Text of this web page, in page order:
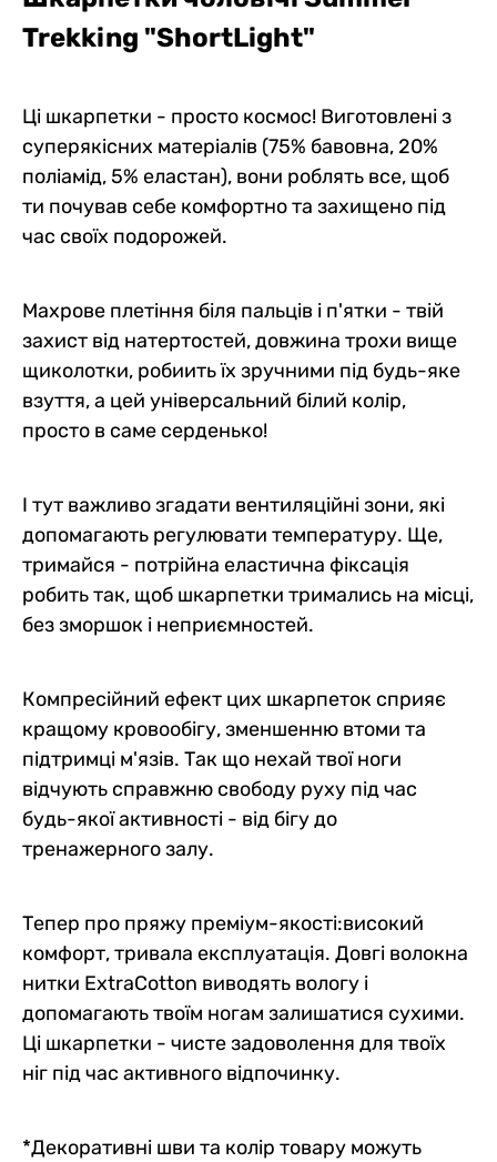
Trekking "ShortLight"
Ці шкарпетки - просто космос! Виготовлені з
суперякісних матеріалів (75% бавовна, 20%
поліамід, 5% еластан), вони роблять все, щоб
ти почував себе комфортно та захищено під
час своїх подорожей.
Махрове плетіння біля пальців і п'ятки - твій
захист від натертостей, довжина трохи вище
щиколотки, робиить їх зручними під будь-яке
взуття, а цей універсальний білий колір,
просто в саме серденько!
І тут важливо згадати вентиляційні зони, які
допомагають регулювати температуру. Ще,
тримайся - потрійна еластична фіксація
робить так, щоб шкарпетки тримались на місці,
без зморшок і неприємностей.
Компресійний ефект цих шкарпеток сприяє
кращому кровообігу, зменшенню втоми та
підтримці м'язів. Так що нехай твої ноги
відчують справжню свободу руху під час
будь-якої активності - від бігу до
тренажерного залу.
Тепер про пряжу преміум-якості:високий
комфорт, тривала експлуатація. Довгі волокна
нитки ExtraCotton виводять вологу і
допомагають твоїм ногам залишатися сухими.
Ці шкарпетки - чисте задоволення для твоїх
ніг під час активного відпочинку.
*Декоративні шви та колір товару можуть